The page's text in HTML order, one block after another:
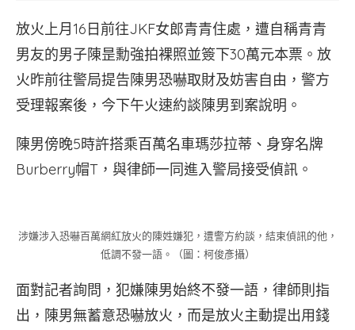
放火上月16日前往JKF女郎青青住處，遭自稱青青
男友的男子陳昰勳強拍裸照並簽下30萬元本票。放
火昨前往警局提告陳男恐嚇取財及妨害自由，警方
受理報案後，今下午火速約談陳男到案說明。
陳男傍晚5時許搭乘百萬名車瑪莎拉蒂、身穿名牌
Burberry帽T，與律師一同進入警局接受偵訊。
涉嫌涉入恐嚇百萬網紅放火的陳姓嫌犯，遭警方約談，結束偵訊的他，
低調不發一語。（圖：柯俊彥攝）
面對記者詢問，犯嫌陳男始終不發一語，律師則指
出，陳男無蓄意恐嚇放火，而是放火主動提出用錢